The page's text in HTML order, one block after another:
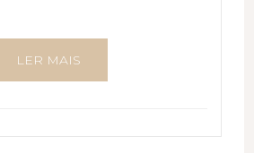
LER MAIS